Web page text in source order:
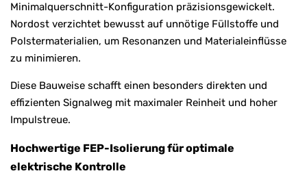
Minimalquerschnitt-Konfiguration präzisionsgewickelt.
Nordost verzichtet bewusst auf unnötige Füllstoffe und
Polstermaterialien, um Resonanzen und Materialeinflüsse
zu minimieren.
Diese Bauweise schafft einen besonders direkten und
effizienten Signalweg mit maximaler Reinheit und hoher
Impulstreue.
Hochwertige FEP-Isolierung für optimale
elektrische Kontrolle